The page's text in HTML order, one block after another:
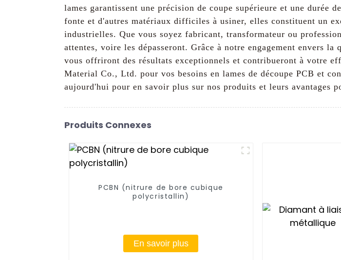
lames garantissent une précision de coupe supérieure et une durée
fonte et d'autres matériaux difficiles à usiner, elles constituent un
industrielles. Que vous soyez fabricant, transformateur ou
attentes, voire les dépasseront. Grâce à notre engagement envers
vous offriront des résultats exceptionnels et contribueront à votre
Material Co., Ltd. pour vos besoins en lames de découpe PCB et
aujourd'hui pour en savoir plus sur nos produits et leurs avantages
Produits Connexes
PCBN (nitrure de bore cubique
polycristallin)
En savoir plus